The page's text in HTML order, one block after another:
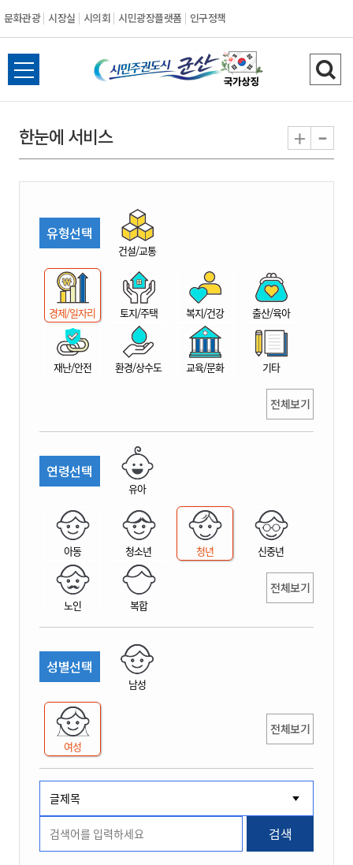
문화관광 시장실 시의회 시민광장플랫폼 인구정책
시
민
권
시
산
전
체
뉴
열
검
색
기
한눈에 서비스 + -
유형선택
건설/교통
경제/일자리 토지/주택 복지/건강 출산/육아
재난/안전 환경/상수도 교육/문화 기타
전체보기
연령선택
유아
아동 청소년 청년 신중년
노인 복합
전체보기
성별선택
남성
여성
전체보기
검색